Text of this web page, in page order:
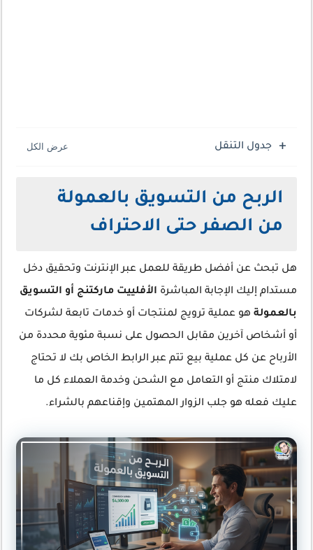
جدول التنقل
الربح من التسويق بالعمولة
من الصفر حتى الاحتراف
هل تبحث عن أفضل طريقة للعمل عبر الإنترنت وتحقيق دخل
مستدام إليك الإجابة المباشرة الأفلييت ماركتنج أو التسويق
بالعمولة هو عملية ترويج لمنتجات أو خدمات تابعة لشركات
أو أشخاص آخرين مقابل الحصول على نسبة مئوية محددة من
الأرباح عن كل عملية بيع تتم عبر الرابط الخاص بك لا تحتاج
لامتلاك منتج أو التعامل مع الشحن وخدمة العملاء كل ما
عليك فعله هو جلب الزوار المهتمين وإقناعهم بالشراء.